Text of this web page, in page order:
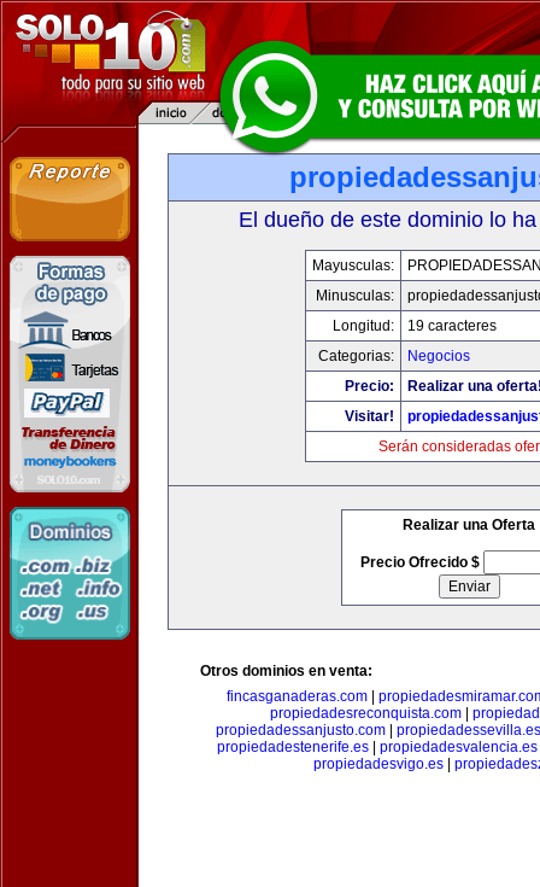
El dueño de este dominio lo
Mayusculas:
Minusculas:
Longitud:
19 caracteres
Categorias:
Negocios
Precio:
Realizar una
Visitar!
Serán consideradas
Realizar una Oferta
Precio Ofrecido $
Otros dominios en venta:
fincasganaderas.com
propiedadesreconquista.com
propiedadessanjusto.com| propiedadessevilla.es
propiedadestenerife.es| propiedadesvalencia.es
propiedadesvigo.es|